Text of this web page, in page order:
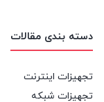
دسته بندی مقالات
تجهیزات اینترنت
تجهیزات شبکه